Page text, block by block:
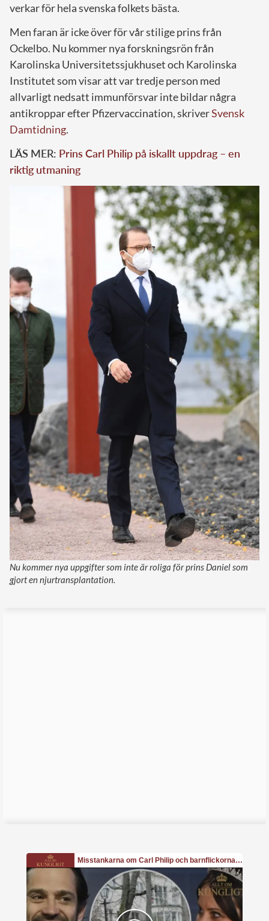
verkar för hela svenska folkets bästa.
Men faran är icke över för vår stilige prins från
Ockelbo. Nu kommer nya forskningsrön från
Karolinska Universitetssjukhuset och Karolinska
Institutet som visar att var tredje person med
allvarligt nedsatt immunförsvar inte bildar några
antikroppar efter Pfizervaccination, skriverSvensk
Damtidning.
LÄS MER: Prins Carl Philip på iskallt uppdrag – en
riktig utmaning
Nu kommer nya uppgifter som inte är roliga för prins Daniel som
gjort en njurtransplantation.